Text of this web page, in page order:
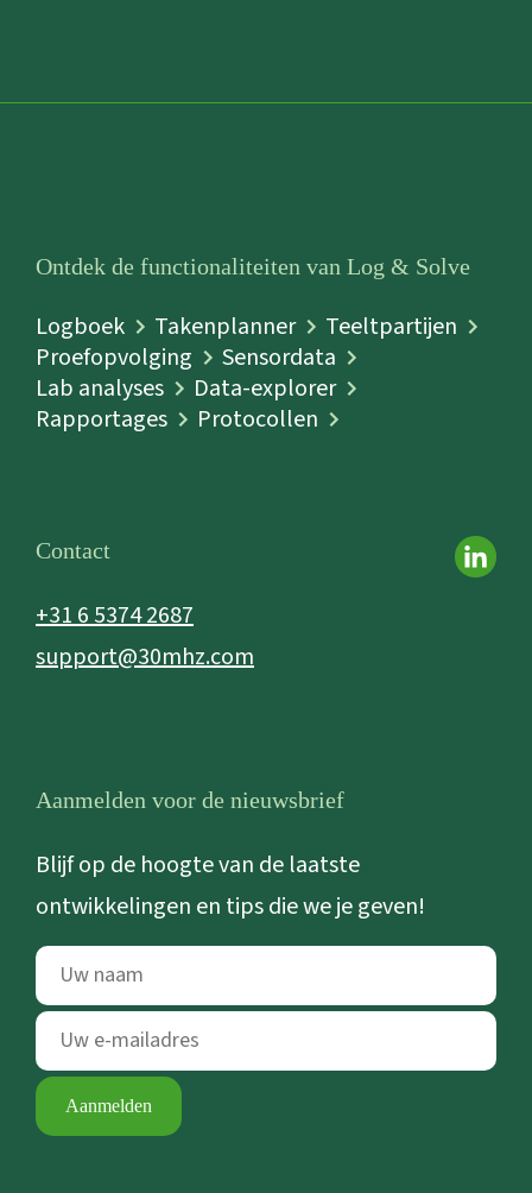
Ontdek de functionaliteiten van Log & Solve
Logboek Takenplanner
Teeltpartijen
Proefopvolging
Sensordata
Lab analyses
Data-explorer
Rapportages
Protocollen
Contact
+31 6 5374 2687
support@30mhz.com
Aanmelden voor de nieuwsbrief
Blijf op de hoogte van de laatste
ontwikkelingen en tips die we je geven!
Aanmelden